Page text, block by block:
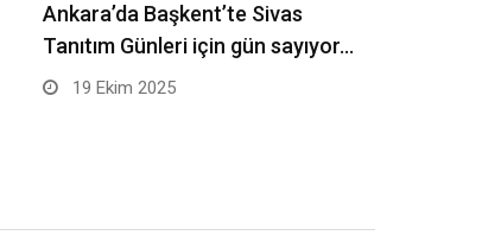
Ankara’da Başkent’te Sivas
Tanıtım Günleri için gün sayıyor…
19 Ekim 2025